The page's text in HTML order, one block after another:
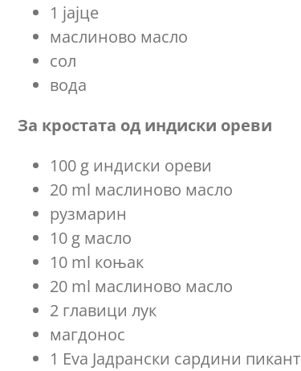
1 јајце
маслиново масло
сол
вода
За кростата од индиски ореви
100 g индиски ореви
20 ml маслиново масло
рузмарин
10 g масло
10 ml коњак
20 ml маслиново масло
2 главици лук
магдонос
1 Eva Јадрански сардини пикант